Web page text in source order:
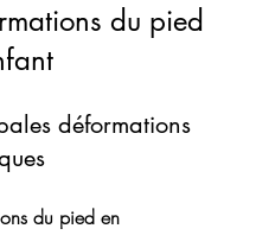
du pied
déformations
du pied en